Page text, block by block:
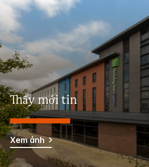
Thấy mới tin
Xem ảnh